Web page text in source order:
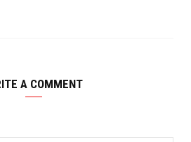
A COMMENT